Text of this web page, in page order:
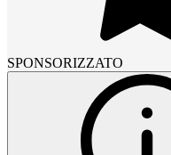
SPONSORIZZATO